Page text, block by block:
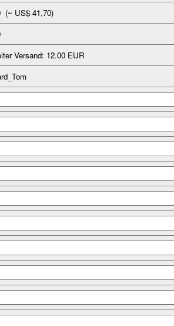
(~ US$ 41,70)
Versand: 12.00 EUR